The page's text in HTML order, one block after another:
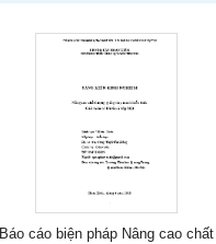
Báo cáo biện pháp Nâng cao chất